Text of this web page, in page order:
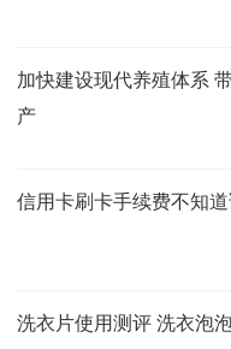
加快建设现代养殖体系
产
信用卡刷卡手续费不知
洗衣片使用测评 洗衣泡